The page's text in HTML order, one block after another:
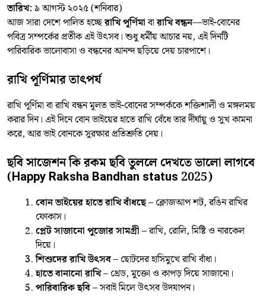
তারিখ: ৯ আগস্ট ২০২৫ (শনিবার)
আজ সারা দেশে পালিত হচ্ছেরাখি পূর্ণিমাবারাখি বন্ধন—ভাই-বোনের
পবিত্র সম্পর্কের প্রতীক এই উৎসব। শুধু ধর্মীয় আচার নয়, এই দিনটি
পারিবারিক ভালোবাসা ও বন্ধনের আনন্দ ছড়িয়ে দেয় চারপাশে।
রাখি পূর্ণিমার তাৎপর্য
রাখি পূর্ণিমা বা রাখি বন্ধন মূলত ভাই-বোনের সম্পর্ককে শক্তিশালী ও মঙ্গলময়
করার দিন। এই দিনে বোন ভাইয়ের হাতে রাখি বেঁধে তার দীর্ঘায়ু ও সুখ কামনা
করে, আর ভাই বোনকে সুরক্ষার প্রতিশ্রুতি দেয়।
ছবি সাজেশনকি রকম ছবি তুললে দেখতে ভালো লাগবে
(Happy Raksha Bandhan status 2025)
বোন ভাইয়ের হাতে রাখি বাঁধছে– ক্লোজআপ শট, রঙিন রাখির
ফোকাস।
প্লেট সাজানো পুজোর সামগ্রী – রাখি, রোলি, মিষ্টি ও নারকেল
দিয়ে।
শিশুদের রাখি উৎসব– ছোটদের হাসিমুখে রাখি বাঁধা।
হাতে বানানো রাখি– থ্রেড, মুক্তো ও কাপড় দিয়ে সাজানো।
পারিবারিক ছবি– সবাই মিলে উৎসব উদযাপন।